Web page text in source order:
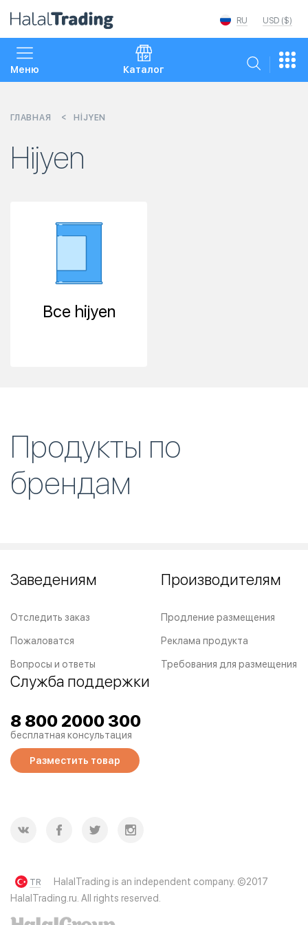
USD ($)
RU
Меню Каталог
ГЛАВНАЯ HIJYEN
Hijyen
Все hijyen
Продукты по
брендам
Заведениям
Отследить заказ
Пожаловатся
Вопросы и ответы
Производителям
Продление размещения
Реклама продукта
Требования для размещения
Служба поддержки
8 800 2000 300
бесплатная консультация
Разместить товар
TR
HalalTrading is an independent company. ©2017
HalalTrading.ru. All rights reserved.